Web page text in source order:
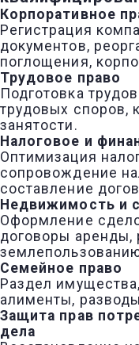
Корпоративное
Регистрация
документов,
поглощения,
Трудовое право
Подготовка
трудовых споров,
занятости.
Налоговое и
Оптимизация
сопровождение
составление
Недвижимость и
Оформление
договоры аренды,
Семейное право
Раздел
алименты,
Защита прав
дела